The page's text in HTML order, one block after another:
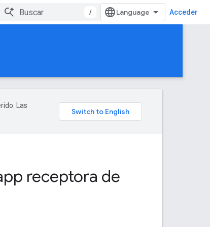
/ Acceder
Las
receptora de